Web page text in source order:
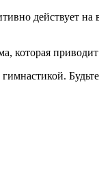
действует на
которая